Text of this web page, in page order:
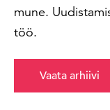
mune.
töö.
Vaata arhiivi